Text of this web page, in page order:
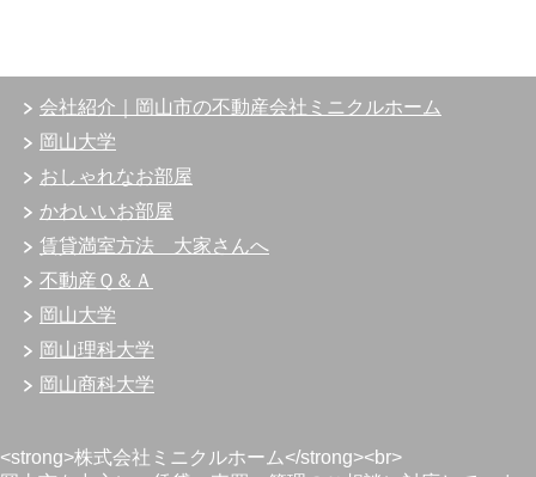
会社紹介｜岡山市の不動産会社ミニクルホーム
岡山大学
おしゃれなお部屋
かわいいお部屋
賃貸満室方法 大家さんへ
不動産Ｑ＆Ａ
岡山大学
岡山理科大学
岡山商科大学
<strong>株式会社ミニクルホーム</strong><br>